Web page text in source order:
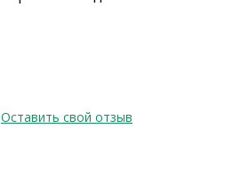
Оставить свой отзыв